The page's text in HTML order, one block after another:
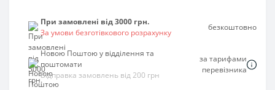
При замовлені від 3000 грн.
За умови безготівкового розрахунку
безкоштовно
Новою Поштою у відділення та
поштомати
Відправка замовлень від 200 грн
за тарифами
перевізника